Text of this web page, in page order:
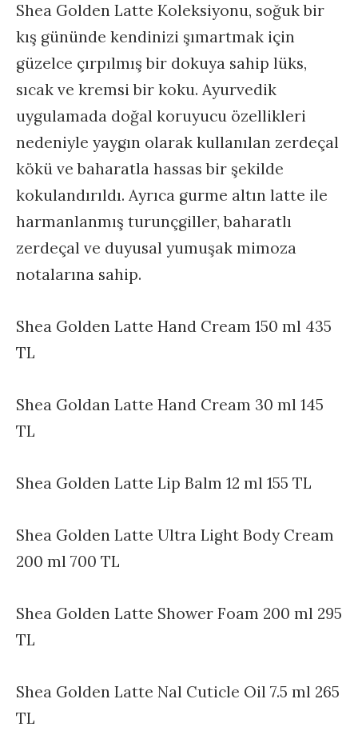
Shea Golden Latte Koleksiyonu, soğuk bir
kış gününde kendinizi şımartmak için
güzelce çırpılmış bir dokuya sahip lüks,
sıcak ve kremsi bir koku. Ayurvedik
uygulamada doğal koruyucu özellikleri
nedeniyle yaygın olarak kullanılan zerdeçal
kökü ve baharatla hassas bir şekilde
kokulandırıldı. Ayrıca gurme altın latte ile
harmanlanmış turunçgiller, baharatlı
zerdeçal ve duyusal yumuşak mimoza
notalarına sahip.
Shea Golden Latte Hand Cream 150 ml 435
TL
Shea Goldan Latte Hand Cream 30 ml 145
TL
Shea Golden Latte Lip Balm 12 ml 155 TL
Shea Golden Latte Ultra Light Body Cream
200 ml 700 TL
Shea Golden Latte Shower Foam 200 ml 295
TL
Shea Golden Latte Nal Cuticle Oil 7.5 ml 265
TL